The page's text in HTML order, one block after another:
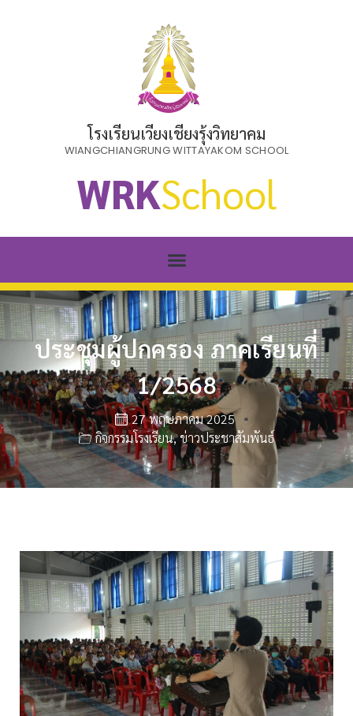
โรงเรียนเวียงเชียงรุ้งวิทยาคม
WIANGCHIANGRUNG WITTAYAKOM SCHOOL
WRKSchool
ประชุมผู้ปกครอง ภาคเรียนที่
1/2568
27 พฤษภาคม 2025
กิจกรรมโรงเรียน,ข่าวประชาสัมพันธ์